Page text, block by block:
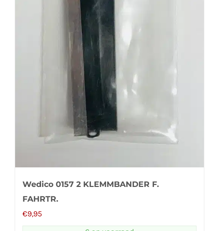
Wedico 0157 2 KLEMMBANDER F.
FAHRTR.
€9,95